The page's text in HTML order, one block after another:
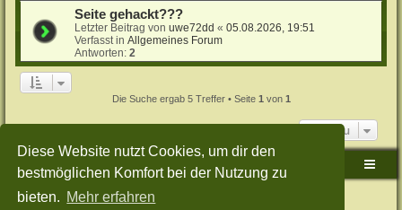
Diese Website nutzt Cookies, um dir den
bestmöglichen Komfort bei der Nutzung zu
bieten. Mehr erfahren
Seite gehackt???
Letzter Beitrag vonuwe72dd «05.08.2026, 19:51
Verfasst inAllgemeines Forum
Antworten:2
Die Suche ergab 5 Treffer • Seite 1 von 1
Gehe zu
Sudden-Strike-Maps.de Hauptseite Foren-Übersicht
Powered byphpBB® Forum Software © phpBB Limited